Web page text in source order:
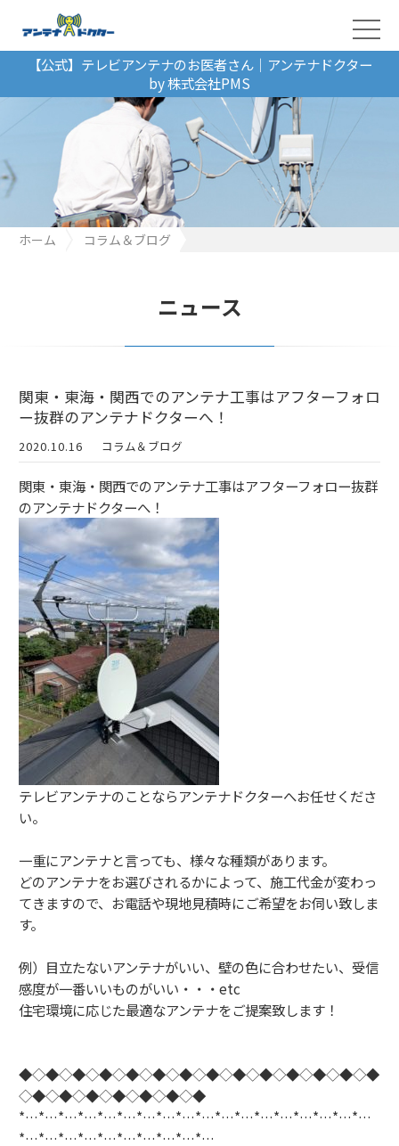
【公式】テレビアンテナのお医者さん｜アンテナドクター
by 株式会社PMS
ホーム
コラム＆ブログ
ニュース
関東・東海・関西でのアンテナ工事はアフターフォロ
ー抜群のアンテナドクターへ！
2020.10.16 コラム＆ブログ
関東・東海・関西でのアンテナ工事はアフターフォロー抜群
のアンテナドクターへ！
テレビアンテナのことならアンテナドクターへお任せくださ
い。
一重にアンテナと言っても、様々な種類があります。
どのアンテナをお選びされるかによって、施工代金が変わっ
てきますので、お電話や現地見積時にご希望をお伺い致しま
す。
例）目立たないアンテナがいい、壁の色に合わせたい、受信
感度が一番いいものがいい・・・etc
住宅環境に応じた最適なアンテナをご提案致します！
◆◇◆◇◆◇◆◇◆◇◆◇◆◇◆◇◆◇◆◇◆◇◆◇◆◇◆
◇◆◇◆◇◆◇◆◇◆◇◆◇◆
*…*…*…*…*…*…*…*…*…*…*…*…*…*…*…*…*…*…
*…*…*…*…*…*…*…*…*…*…